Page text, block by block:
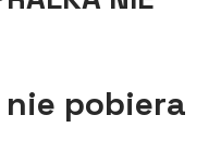
pobiera